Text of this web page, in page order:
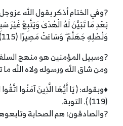
?وفي الختام أذكر بقول الله
بَعْدِ مَا تَبَيَّنَ لَهُ الْهُدَىٰ وَيَتَّبِعْ غَيْرَ
وَنُصْلِهِ جَهَنَّمَ ۖ وَسَاءَتْ مَصِيرًا (115) ) النساء.
?وسبيل المؤمنين هو منهج
ومن شاق الله ورسوله ولاه الله
♦وبقوله: ﴿ يَا أَيُّهَا الَّذِينَ آمَنُوا
(119) ﴾. التوبة.
?والصادقون؛ هم الصحابة